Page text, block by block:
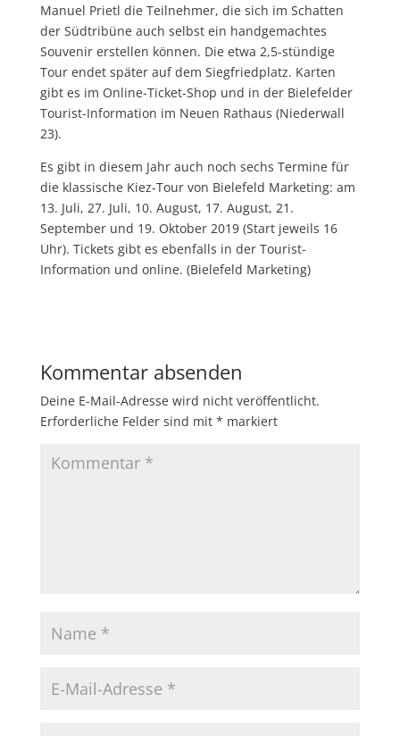
Manuel Prietl die Teilnehmer, die sich im Schatten
der Südtribüne auch selbst ein handgemachtes
Souvenir erstellen können. Die etwa 2,5-stündige
Tour endet später auf dem Siegfriedplatz. Karten
gibt es im Online-Ticket-Shop und in der Bielefelder
Tourist-Information im Neuen Rathaus (Niederwall
23).
Es gibt in diesem Jahr auch noch sechs Termine für
die klassische Kiez-Tour von Bielefeld Marketing: am
13. Juli, 27. Juli, 10. August, 17. August, 21.
September und 19. Oktober 2019 (Start jeweils 16
Uhr). Tickets gibt es ebenfalls in der Tourist-
Information und online. (Bielefeld Marketing)
Kommentar absenden
Deine E-Mail-Adresse wird nicht veröffentlicht.
Erforderliche Felder sind mit * markiert